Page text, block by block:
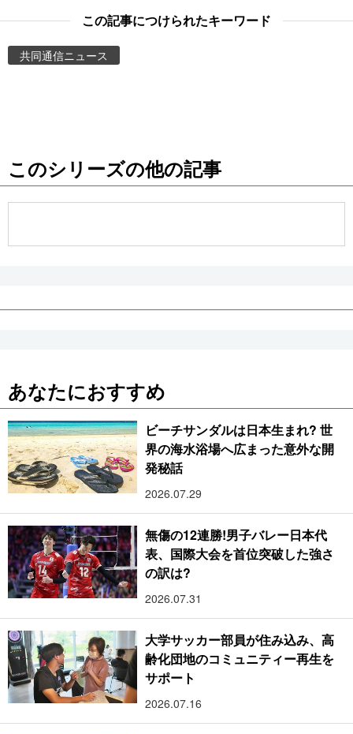
お知らせ
この記事につけられたキーワード
共同通信ニュース
このシリーズの他の記事
あなたにおすすめ
ビーチサンダルは日本生まれ? 世
界の海水浴場へ広まった意外な開
発秘話
2026.07.29
無傷の12連勝!男子バレー日本代
表、国際大会を首位突破した強さ
の訳は?
2026.07.31
大学サッカー部員が住み込み、高
齢化団地のコミュニティー再生を
サポート
2026.07.16